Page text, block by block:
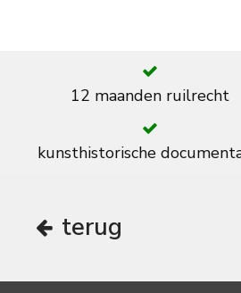
12 maanden ruilrecht
kunsthistorische
terug